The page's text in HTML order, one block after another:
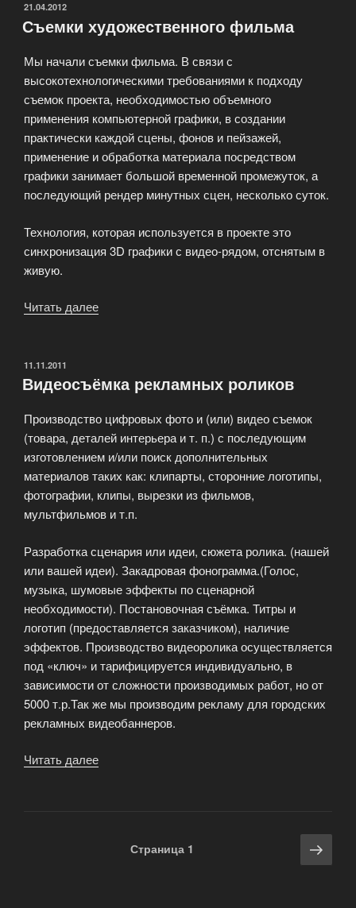
ОПУБЛИКОВАНО
21.04.2012
Съемки художественного фильма
Мы начали съемки фильма. В связи с
высокотехнологическими требованиями к подходу
съемок проекта, необходимостью объемного
применения компьютерной графики, в создании
практически каждой сцены, фонов и пейзажей,
применение и обработка материала посредством
графики занимает большой временной промежуток, а
последующий рендер минутных сцен, несколько суток.
Технология, которая используется в проекте это
синхронизация 3D графики с видео-рядом, отснятым в
живую.
Читать далее
ОПУБЛИКОВАНО
11.11.2011
Видеосъёмка рекламных роликов
Производство цифровых фото и (или) видео съемок
(товара, деталей интерьера и т. п.) с последующим
изготовлением и/или поиск дополнительных
материалов таких как: клипарты, сторонние логотипы,
фотографии, клипы, вырезки из фильмов,
мультфильмов и т.п.
Разработка сценария или идеи, сюжета ролика. (нашей
или вашей идеи). Закадровая фонограмма.(Голос,
музыка, шумовые эффекты по сценарной
необходимости). Постановочная съёмка. Титры и
логотип (предоставляется заказчиком), наличие
эффектов. Производство видеоролика осуществляется
под «ключ» и тарифицируется индивидуально, в
зависимости от сложности производимых работ, но от
5000 т.р.Так же мы производим рекламу для городских
рекламных видеобаннеров.
Читать далее
Страница 1